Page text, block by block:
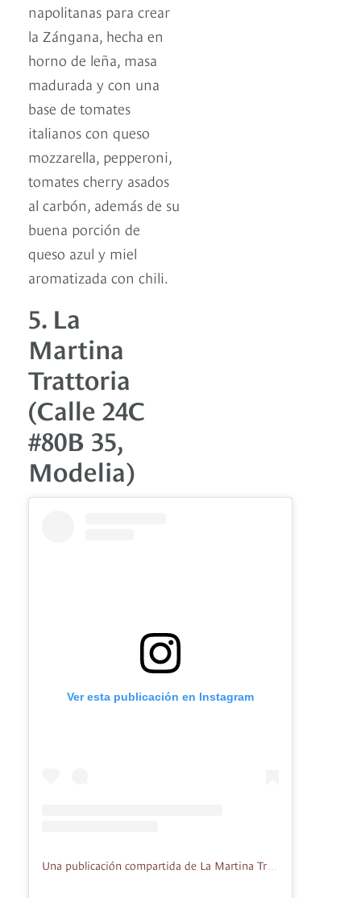
napolitanas para crear
la Zángana, hecha en
horno de leña, masa
madurada y con una
base de tomates
italianos con queso
mozzarella, pepperoni,
tomates cherry asados
al carbón, además de su
buena porción de
queso azul y miel
aromatizada con chili.
5. La
Martina
Trattoria
(Calle 24C
#80B 35,
Modelia)
Ver esta publicación en Instagram